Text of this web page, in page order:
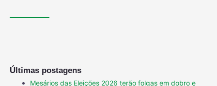
Últimas postagens
Mesários das Eleições 2026 terão folgas em dobro e